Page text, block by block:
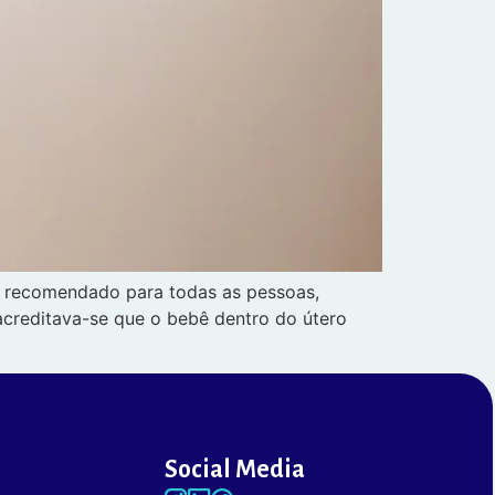
para todas as pessoas,
se que o bebê dentro do útero
Social Media